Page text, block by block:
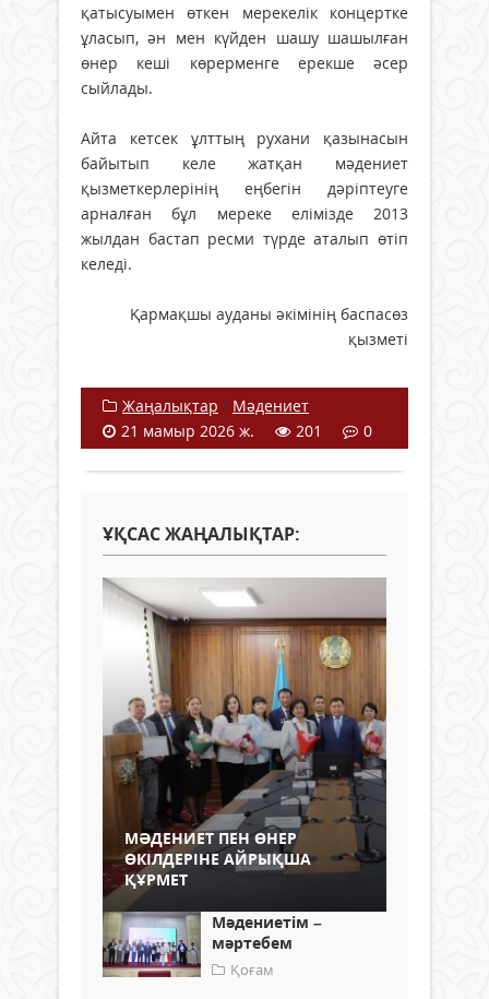
қатысуымен өткен мерекелік концертке
ұласып, ән мен күйден шашу шашылған
өнер кеші көрерменге ерекше әсер
сыйлады.
Айта кетсек ұлттың рухани қазынасын
байытып келе жатқан мәдениет
қызметкерлерінің еңбегін дәріптеуге
арналған бұл мереке елімізде 2013
жылдан бастап ресми түрде аталып өтіп
келеді.
Қармақшы ауданы әкімінің баспасөз
қызметі
Жаңалықтар / Мәдениет
21 мамыр 2026 ж.
201 0
ҰҚСАС ЖАҢАЛЫҚТАР:
МӘДЕНИЕТ ПЕН ӨНЕР
ӨКІЛДЕРІНЕ АЙРЫҚША
ҚҰРМЕТ
Мәдениетім –
мәртебем
Қоғам